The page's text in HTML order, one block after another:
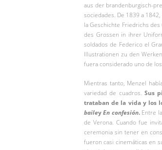
aus der brandenburgisch-
sociedades. De 1839 a
la Geschichte Friedrichs
des Grossen in ihrer
soldados de Federico el
Illustrationen zu den
fuera considerado uno de
Mientras tanto, Menzel
variedad de cuadros. Sus
trataban de la vida y los
baileyEn confesión.Entre
de Verona. Cuando fue
ceremonia sin tener en
fueron casi cinemáticas en